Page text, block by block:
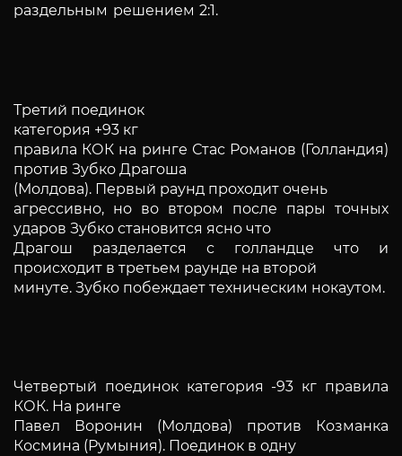
раздельным решением 2:1.
Третий поединок
категория +93 кг
правила КОК на ринге Стас Романов (Голландия)
против Зубко Драгоша
(Молдова). Первый раунд проходит очень
агрессивно, но во втором после пары точных
ударов Зубко становится ясно что
Драгош разделается с голландце что и
происходит в третьем раунде на второй
минуте. Зубко побеждает техническим нокаутом.
Четвертый поединок категория -93 кг правила
КОК. На ринге
Павел Воронин (Молдова) против Козманка
Космина (Румыния). Поединок в одну